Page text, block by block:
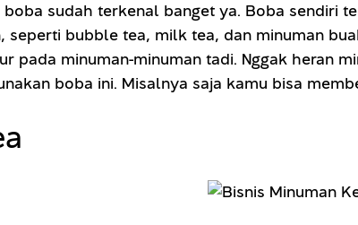
boba sudah terkenal banget ya. Boba sendiri
seperti bubble tea, milk tea, dan minuman
pada minuman-minuman tadi. Nggak heran
boba ini. Misalnya saja kamu bisa